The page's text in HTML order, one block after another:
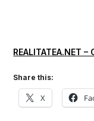
REALITATEA.NET
Share this:
X